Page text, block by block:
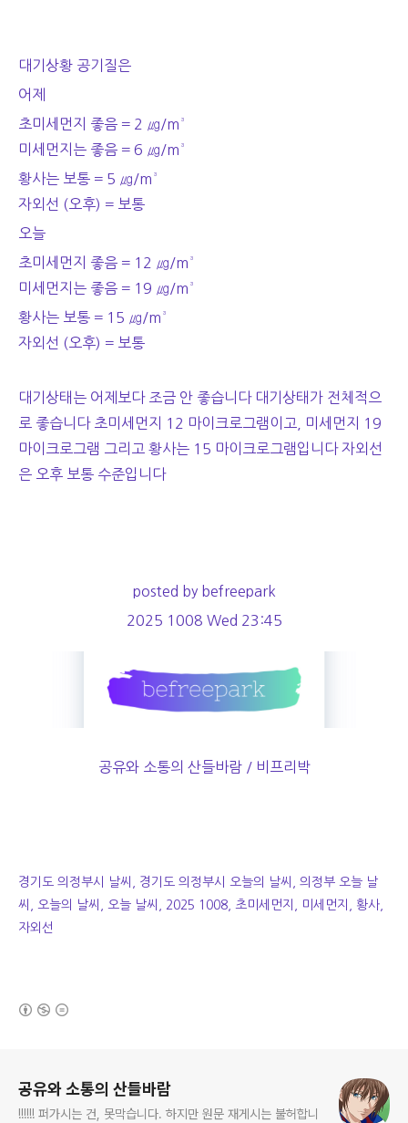
대기상황 공기질은
어제
초미세먼지 좋음 = 2 ㎍/m³
미세먼지는 좋음 = 6 ㎍/m³
황사는 보통 = 5 ㎍/m³
자외선 (오후) = 보통
오늘
초미세먼지 좋음 = 12 ㎍/m³
미세먼지는 좋음 = 19 ㎍/m³
황사는 보통 = 15 ㎍/m³
자외선 (오후) = 보통
대기상태는 어제보다 조금 안 좋습니다 대기상태가 전체적으
로 좋습니다 초미세먼지 12 마이크로그램이고, 미세먼지 19
마이크로그램 그리고 황사는 15 마이크로그램입니다 자외선
은 오후 보통 수준입니다
posted by befreepark
2025 1008 Wed 23:45
공유와 소통의 산들바람 / 비프리박
경기도 의정부시 날씨, 경기도 의정부시 오늘의 날씨, 의정부 오늘 날
씨, 오늘의 날씨, 오늘 날씨, 2025 1008, 초미세먼지, 미세먼지, 황사,
자외선
공유와 소통의 산들바람
!!!!!! 퍼가시는 건, 못막습니다. 하지만 원문 재게시는 불허합니